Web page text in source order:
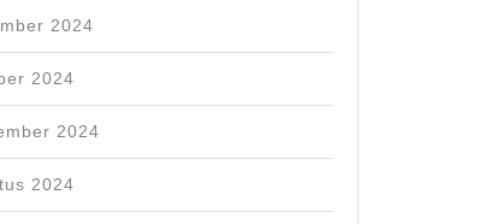
2024
2024
2024
2024